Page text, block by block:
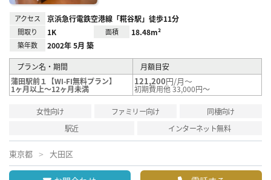
アクセス 京浜急行電鉄空港線「糀谷駅」徒歩11分
間取り 1K 面積 18.48m²
築年数 2002年 5月 築
プラン名・期間
月額目安
蒲田駅前１【WI-FI無料プラン】
1ヶ月以上～12ヶ月未満
121,200円/月～
初期費用他 33,000円～
女性向け ファミリー向け
同棲向け
駅近
インターネット無料
東京都 大田区